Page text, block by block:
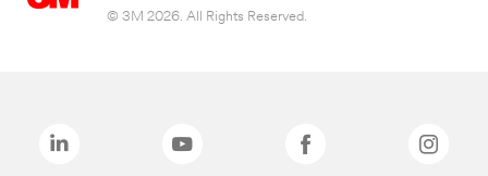
© 3M 2026. All Rights Reserved.